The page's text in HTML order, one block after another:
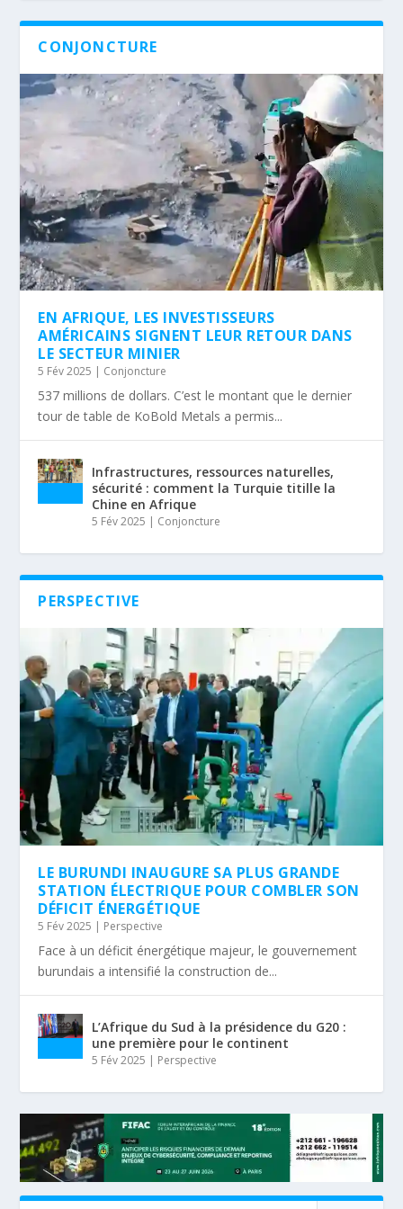
CONJONCTURE
EN AFRIQUE, LES INVESTISSEURS
AMÉRICAINS SIGNENT LEUR RETOUR DANS
LE SECTEUR MINIER
5 Fév 2025 Conjoncture
537 millions de dollars. C’est le montant que le dernier
tour de table de KoBold Metals a permis...
Infrastructures, ressources naturelles,
sécurité : comment la Turquie titille la
Chine en Afrique
5 Fév 2025 Conjoncture
PERSPECTIVE
LE BURUNDI INAUGURE SA PLUS GRANDE
STATION ÉLECTRIQUE POUR COMBLER SON
DÉFICIT ÉNERGÉTIQUE
5 Fév 2025 | Perspective
Face à un déficit énergétique majeur, le gouvernement
burundais a intensifié la construction de...
L’Afrique du Sud à la présidence du G20 :
une première pour le continent
5 Fév 2025 | Perspective